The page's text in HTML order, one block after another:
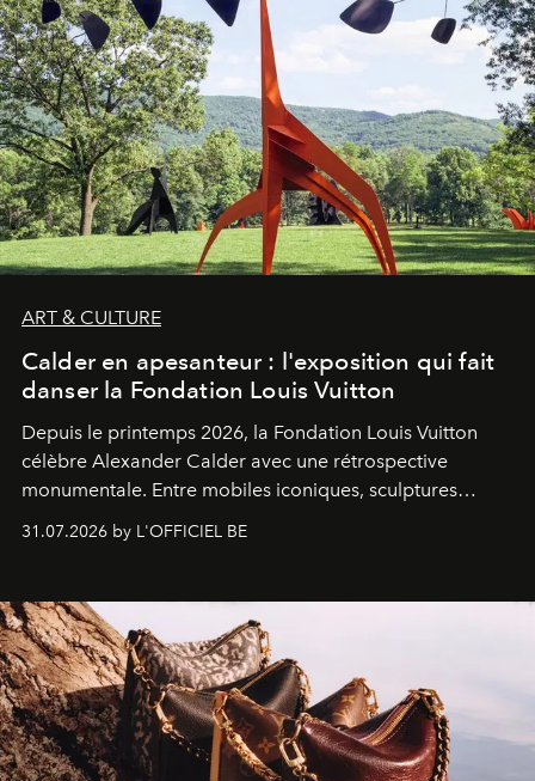
ART & CULTURE
Calder en apesanteur : l'exposition qui fait
danser la Fondation Louis Vuitton
Depuis le printemps 2026, la Fondation Louis Vuitton
célèbre Alexander Calder avec une rétrospective
monumentale. Entre mobiles iconiques, sculptures
américain investit les espaces imaginés par Frank Gehry
sculpture.
31.07.2026 by L'OFFICIEL BE